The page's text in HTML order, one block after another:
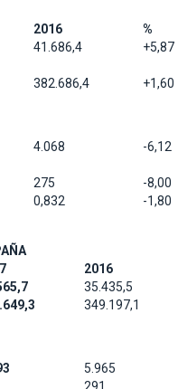
2016 %
41.686,4 +5,87
382.686,4 +1,60
4.068 -6,12
275 -8,00
0,832 -1,80
2016
35.435,5
349.197,1
5.965